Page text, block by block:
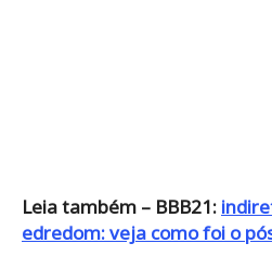
Leia também – BBB21:
edredom: veja como foi o